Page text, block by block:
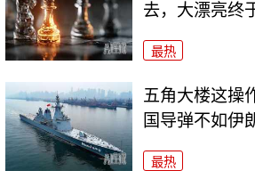
去，大漂亮终
最热
五角大楼这操
国导弹不如伊
最热